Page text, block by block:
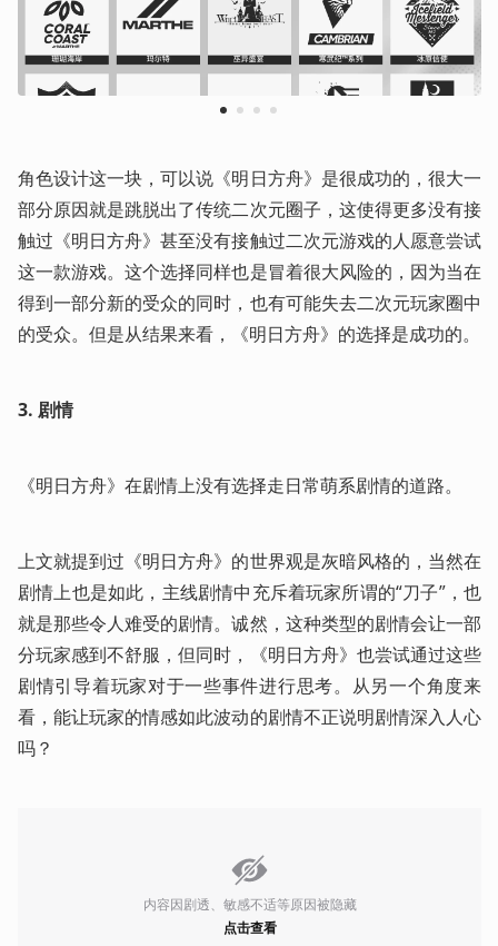
1 2 3 4
角色设计这一块，可以说《明日方舟》是很成功的，很大一
部分原因就是跳脱出了传统二次元圈子，这使得更多没有接
触过《明日方舟》甚至没有接触过二次元游戏的人愿意尝试
这一款游戏。这个选择同样也是冒着很大风险的，因为当在
得到一部分新的受众的同时，也有可能失去二次元玩家圈中
的受众。但是从结果来看，《明日方舟》的选择是成功的。
3. 剧情
《明日方舟》在剧情上没有选择走日常萌系剧情的道路。
上文就提到过《明日方舟》的世界观是灰暗风格的，当然在
剧情上也是如此，主线剧情中充斥着玩家所谓的“刀子”，也
就是那些令人难受的剧情。诚然，这种类型的剧情会让一部
分玩家感到不舒服，但同时，《明日方舟》也尝试通过这些
剧情引导着玩家对于一些事件进行思考。从另一个角度来
看，能让玩家的情感如此波动的剧情不正说明剧情深入人心
吗？
内容因剧透、敏感不适等原因被隐藏
点击查看